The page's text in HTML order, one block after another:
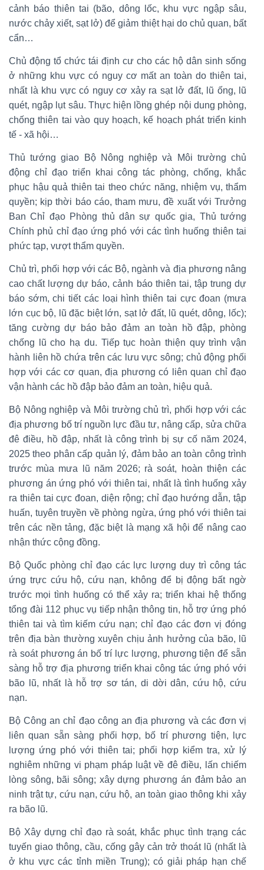
cảnh báo thiên tai (bão, dông lốc, khu vực ngập sâu,
nước chảy xiết, sạt lở) để giảm thiệt hại do chủ quan, bất
cẩn…
Chủ động tổ chức tái định cư cho các hộ dân sinh sống
ở những khu vực có nguy cơ mất an toàn do thiên tai,
nhất là khu vực có nguy cơ xảy ra sạt lở đất, lũ ống, lũ
quét, ngập lụt sâu. Thực hiện lồng ghép nội dung phòng,
chống thiên tai vào quy hoạch, kế hoạch phát triển kinh
tế - xã hội…
Thủ tướng giao Bộ Nông nghiệp và Môi trường chủ
động chỉ đạo triển khai công tác phòng, chống, khắc
phục hậu quả thiên tai theo chức năng, nhiệm vụ, thẩm
quyền; kịp thời báo cáo, tham mưu, đề xuất với Trưởng
Ban Chỉ đạo Phòng thủ dân sự quốc gia, Thủ tướng
Chính phủ chỉ đạo ứng phó với các tình huống thiên tai
phức tạp, vượt thẩm quyền.
Chủ trì, phối hợp với các Bộ, ngành và địa phương nâng
cao chất lượng dự báo, cảnh báo thiên tai, tập trung dự
báo sớm, chi tiết các loại hình thiên tai cực đoan (mưa
lớn cục bộ, lũ đặc biệt lớn, sạt lở đất, lũ quét, dông, lốc);
tăng cường dự báo bảo đảm an toàn hồ đập, phòng
chống lũ cho hạ du. Tiếp tục hoàn thiện quy trình vận
hành liên hồ chứa trên các lưu vực sông; chủ động phối
hợp với các cơ quan, địa phương có liên quan chỉ đạo
vận hành các hồ đập bảo đảm an toàn, hiệu quả.
Bộ Nông nghiệp và Môi trường chủ trì, phối hợp với các
địa phương bố trí nguồn lực đầu tư, nâng cấp, sửa chữa
đê điều, hồ đập, nhất là công trình bị sự cố năm 2024,
2025 theo phân cấp quản lý, đảm bảo an toàn công trình
trước mùa mưa lũ năm 2026; rà soát, hoàn thiện các
phương án ứng phó với thiên tai, nhất là tình huống xảy
ra thiên tai cực đoan, diện rộng; chỉ đạo hướng dẫn, tập
huấn, tuyên truyền về phòng ngừa, ứng phó với thiên tai
trên các nền tảng, đặc biệt là mạng xã hội để nâng cao
nhận thức cộng đồng.
Bộ Quốc phòng chỉ đạo các lực lượng duy trì công tác
ứng trực cứu hộ, cứu nạn, không để bị động bất ngờ
trước mọi tình huống có thể xảy ra; triển khai hệ thống
tổng đài 112 phục vụ tiếp nhận thông tin, hỗ trợ ứng phó
thiên tai và tìm kiếm cứu nạn; chỉ đạo các đơn vị đóng
trên địa bàn thường xuyên chịu ảnh hưởng của bão, lũ
rà soát phương án bố trí lực lượng, phương tiện để sẵn
sàng hỗ trợ địa phương triển khai công tác ứng phó với
bão lũ, nhất là hỗ trợ sơ tán, di dời dân, cứu hộ, cứu
nạn.
Bộ Công an chỉ đạo công an địa phương và các đơn vị
liên quan sẵn sàng phối hợp, bố trí phương tiện, lực
lượng ứng phó với thiên tai; phối hợp kiểm tra, xử lý
nghiêm những vi phạm pháp luật về đê điều, lấn chiếm
lòng sông, bãi sông; xây dựng phương án đảm bảo an
ninh trật tự, cứu nạn, cứu hộ, an toàn giao thông khi xảy
ra bão lũ.
Bộ Xây dựng chỉ đạo rà soát, khắc phục tình trạng các
tuyến giao thông, cầu, cống gây cản trở thoát lũ (nhất là
ở khu vực các tỉnh miền Trung); có giải pháp hạn chế